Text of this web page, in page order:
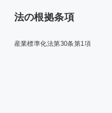
法の根拠条項
産業標準化法第30条第1項